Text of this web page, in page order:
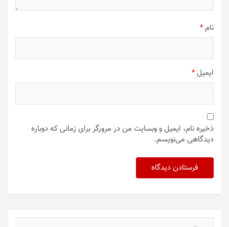
نام*
ایمیل*
ذخیره نام، ایمیل و وبسایت من در مرورگر برای زمانی که دوباره
دیدگاهی می‌نویسم.